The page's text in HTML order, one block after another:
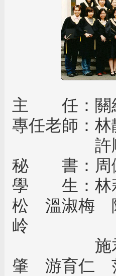
主 任：關
專任老師：
許順成
秘 書：周
學 生：林
松 溫淑梅
岭
施君平
肇 游育仁